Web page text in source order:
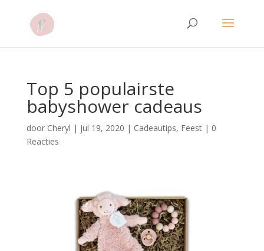
Top 5 populairste
babyshower cadeaus
door Cheryl | jul 19, 2020 | Cadeautips, Feest| 0
Reacties